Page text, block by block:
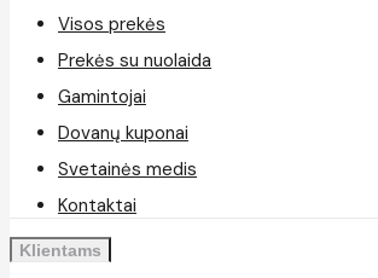
Visos prekės
Prekės su nuolaida
Gamintojai
Dovanų kuponai
Svetainės medis
Kontaktai
Klientams